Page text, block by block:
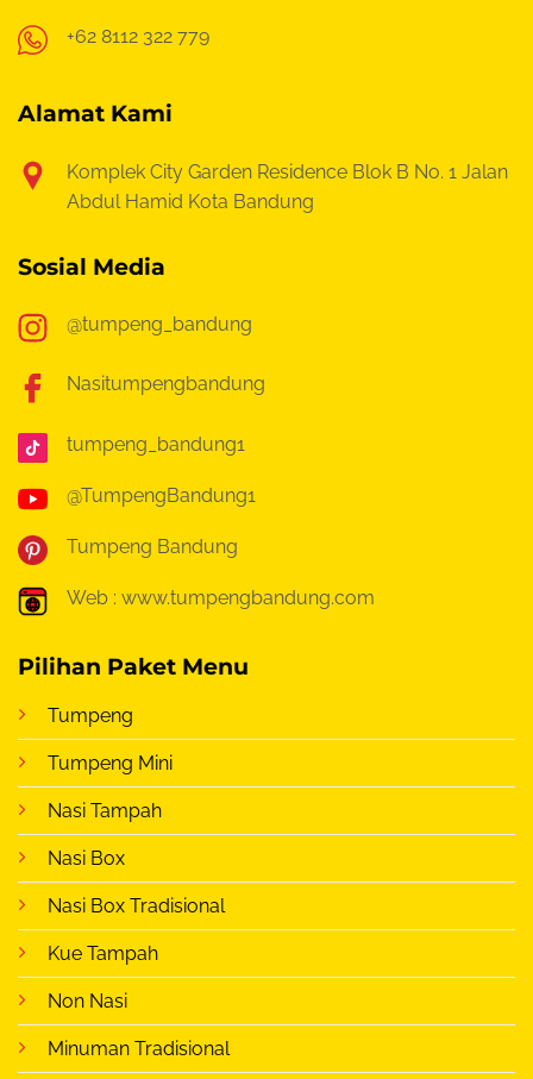
+62 8112 322 779
Alamat Kami
Komplek City Garden Residence Blok B No. 1 Jalan
Abdul Hamid Kota Bandung
Sosial Media
@tumpeng_bandung
Nasitumpengbandung
tumpeng_bandung1
@TumpengBandung1
Tumpeng Bandung
Web : www.tumpengbandung.com
Pilihan Paket Menu
Tumpeng
Tumpeng Mini
Nasi Tampah
Nasi Box
Nasi Box Tradisional
Kue Tampah
Non Nasi
Minuman Tradisional